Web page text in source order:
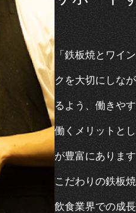
「鉄板焼とワイ
クを大切にしな
るよう、働きや
働くメリットと
が豊富にありま
こだわりの鉄板
飲食業界での成